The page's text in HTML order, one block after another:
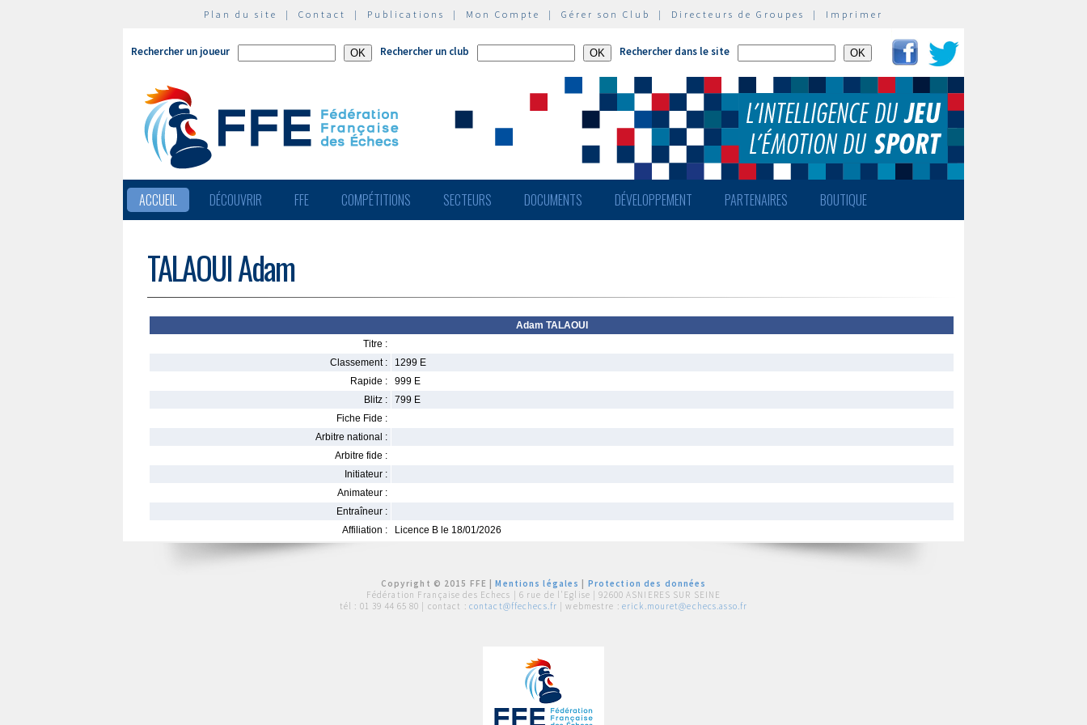
Plan du site | Contact | Publications | Mon Compte | Gérer son Club | Directeurs de Groupes | Imprimer
Rechercher un joueur Rechercher un club Rechercher dans le site
ACCUEIL DÉCOUVRIR FFE COMPÉTITIONS SECTEURS DOCUMENTS DÉVELOPPEMENT PARTENAIRES BOUTIQUE
TALAOUI Adam
Adam TALAOUI
Titre :
Classement :
1299 E
Rapide :
999 E
Blitz :
799 E
Fiche Fide :
Arbitre national :
Arbitre fide :
Initiateur :
Animateur :
Entraîneur :
Affiliation :
Licence B le 18/01/2026
Copyright © 2015 FFE |Mentions légales
Protection des données
Fédération Française des Echecs | 6 rue de l'Eglise | 92600 ASNIERES SUR SEINE
tél : 01 39 44 65 80 | contact : contact@ffechecs.fr | webmestre : erick.mouret@echecs.asso.fr